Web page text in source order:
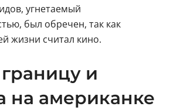
угнетаемый
был обречен, так как
жизни считал кино.
и
на американке